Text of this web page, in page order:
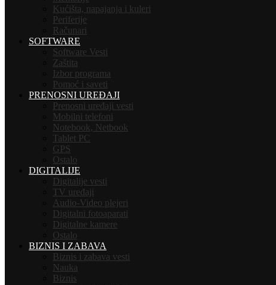
Kućišta, napajanja i kuleri
Periferije
Računari
SOFTWARE
Software Vesti
Zaštita
Izbor programa
Pomoć i saveti
PRENOSNI UREĐAJI
Prenosni uređaji vesti
Mobilni telefoni
Notebook, Netbook
Tablet PC
GPS
Ostalo
DIGITALIJE
Digitalije vesti
TV uređaji
Audio-Video plejeri
Digitalni fotoaparati
Digitalne kamere
Ostalo
BIZNIS I ZABAVA
Biznis i zabava vesti
Nauka
Biznis